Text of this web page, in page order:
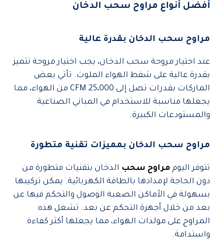
أفضل أنواع مراوح سحب الدخان
مراوح سحب الدخان بقدرة عالية
عند اختيار مروحة سحب الدخان، يجب اختيار مروحة تتميز
بقدرة عالية على شفط الهواء الملوث. تأتي بعض
الماركات بقدرات تصل إلى 25،000 CFM من الهواء، مما
يجعلها مناسبة للاستخدام في المباني الصناعية
والمستودعات الكبيرة.
مراوح سحب الدخان بمميزات تقنية متطورة
تتوفر اليوم مراوح سحب الدخان بتقنيات متطورة من
دون الحاجة لإمدادها بالطاقة الكهربائية. يمكن تركيبها
بسهولة في الأماكن الصعبة الوصول والتحكم فيها عن
بعد من خلال أجهزة التحكم عن بعد. تشغل هذه
المراوح على مولدات الهواء، مما يجعلها أكثر كفاءة
واستدامة.